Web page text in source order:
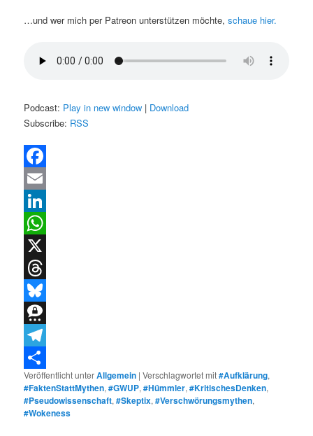
…und wer mich per Patreon unterstützen möchte,schaue hier.
Podcast: Play in new window | Download
Subscribe: RSS
Facebook
Email
LinkedIn
WhatsApp
X
Threads
Bluesky
Threema
Telegram
Teilen
Veröffentlicht unterAllgemein |Verschlagwortet mit#Aufklärung,
#FaktenStattMythen,#GWUP,#Hümmler,#KritischesDenken,
#Pseudowissenschaft,#Skeptix,#Verschwörungsmythen,
#Wokeness